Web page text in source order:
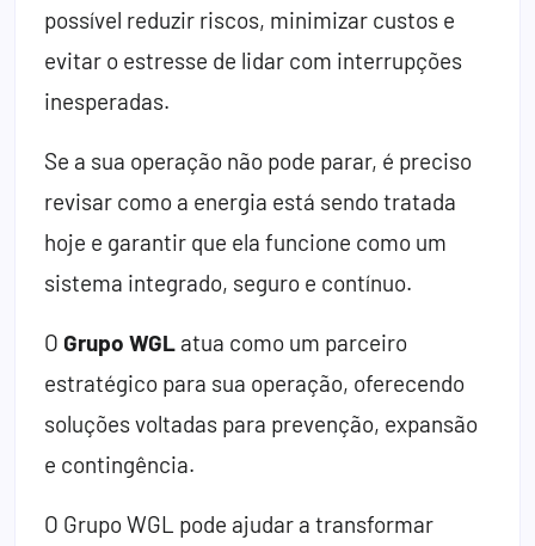
possível reduzir riscos, minimizar custos e
evitar o estresse de lidar com interrupções
inesperadas.
Se a sua operação não pode parar, é preciso
revisar como a energia está sendo tratada
hoje e garantir que ela funcione como um
sistema integrado, seguro e contínuo.
O Grupo WGL atua como um parceiro
estratégico para sua operação, oferecendo
soluções voltadas para prevenção, expansão
e contingência.
O Grupo WGL pode ajudar a transformar